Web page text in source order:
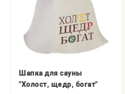
Шапка для сауны
"Холост, щедр, богат"